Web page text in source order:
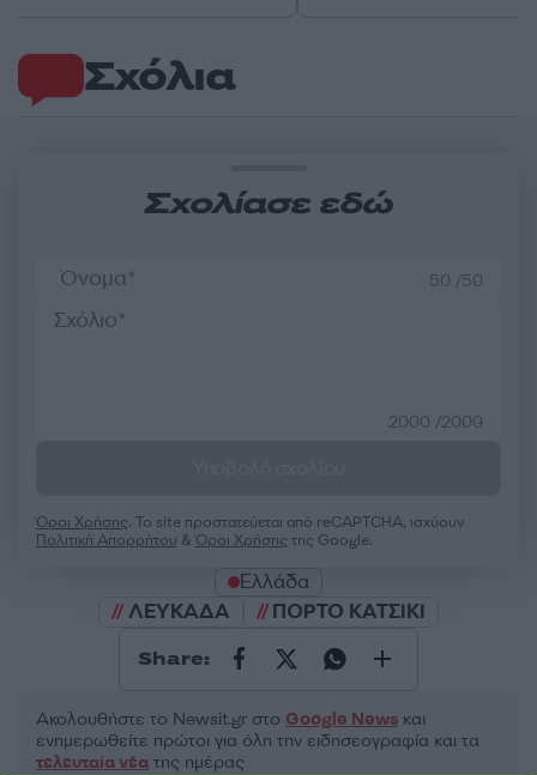
Σχόλια
Σχολίασε εδώ
50 /50
2000 /2000
Όροι Χρήσης. Το site προστατεύεται από reCAPTCHA, ισχύουν
Πολιτική Απορρήτου &Όροι Χρήσης της Google.
Ελλάδα
ΛΕΥΚΑΔΑ
ΠΟΡΤΟ ΚΑΤΣΙΚΙ
Share:
Ακολουθήστε το Νewsit.gr στο Google News και
ενημερωθείτε πρώτοι για όλη την ειδησεογραφία και τα
τελευταία νέα της ημέρας